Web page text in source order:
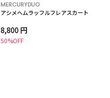
MERCURYDUO
アシメヘムラッフルフレアスカート
8,800 円
50%OFF